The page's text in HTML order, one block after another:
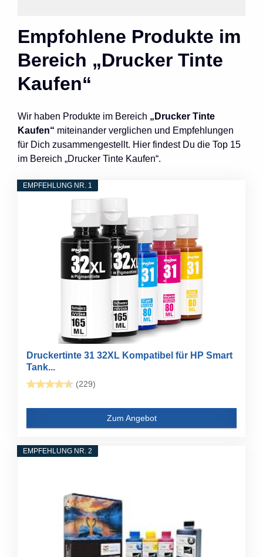
Empfohlene Produkte im
Bereich „Drucker Tinte
Kaufen“
Wir haben Produkte im Bereich „Drucker Tinte
Kaufen“ miteinander verglichen und Empfehlungen
für Dich zusammengestellt. Hier findest Du die Top 15
im Bereich „Drucker Tinte Kaufen“.
EMPFEHLUNG NR. 1
Druckertinte 31 32XL Kompatibel für HP Smart
Tank...
(229)
Zum Angebot
EMPFEHLUNG NR. 2